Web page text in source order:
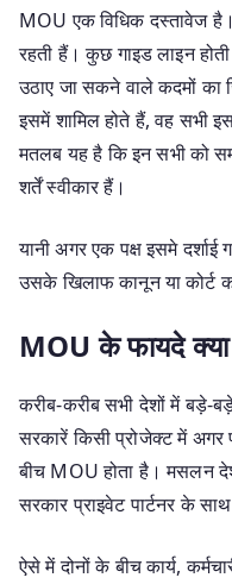
MOU एक विधिक दस्तावेज है।
रहती हैं। कुछ गाइड लाइन
उठाए जा सकने वाले कदमों का
इसमें शामिल होते हैं, वह सभी
मतलब यह है कि इन सभी को
शर्तें स्वीकार हैं।
यानी अगर एक पक्ष इसमे दर्शाई
उसके खिलाफ कानून या कोर्ट
MOU के फायदे क्या
करीब-करीब सभी देशों में बड़े-
सरकारें किसी प्रोजेक्ट में अगर
बीच MOU होता है। मसलन
सरकार प्राइवेट पार्टनर के
ऐसे में दोनों के बीच कार्य,